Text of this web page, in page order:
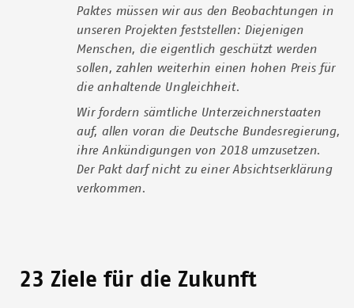
Paktes müssen wir aus den Beobachtungen in
unseren Projekten feststellen: Diejenigen
Menschen, die eigentlich geschützt werden
sollen, zahlen weiterhin einen hohen Preis für
die anhaltende Ungleichheit.
Wir fordern sämtliche Unterzeichnerstaaten
auf, allen voran die Deutsche Bundesregierung,
ihre Ankündigungen von 2018 umzusetzen.
Der Pakt darf nicht zu einer Absichtserklärung
verkommen.
23 Ziele für die Zukunft